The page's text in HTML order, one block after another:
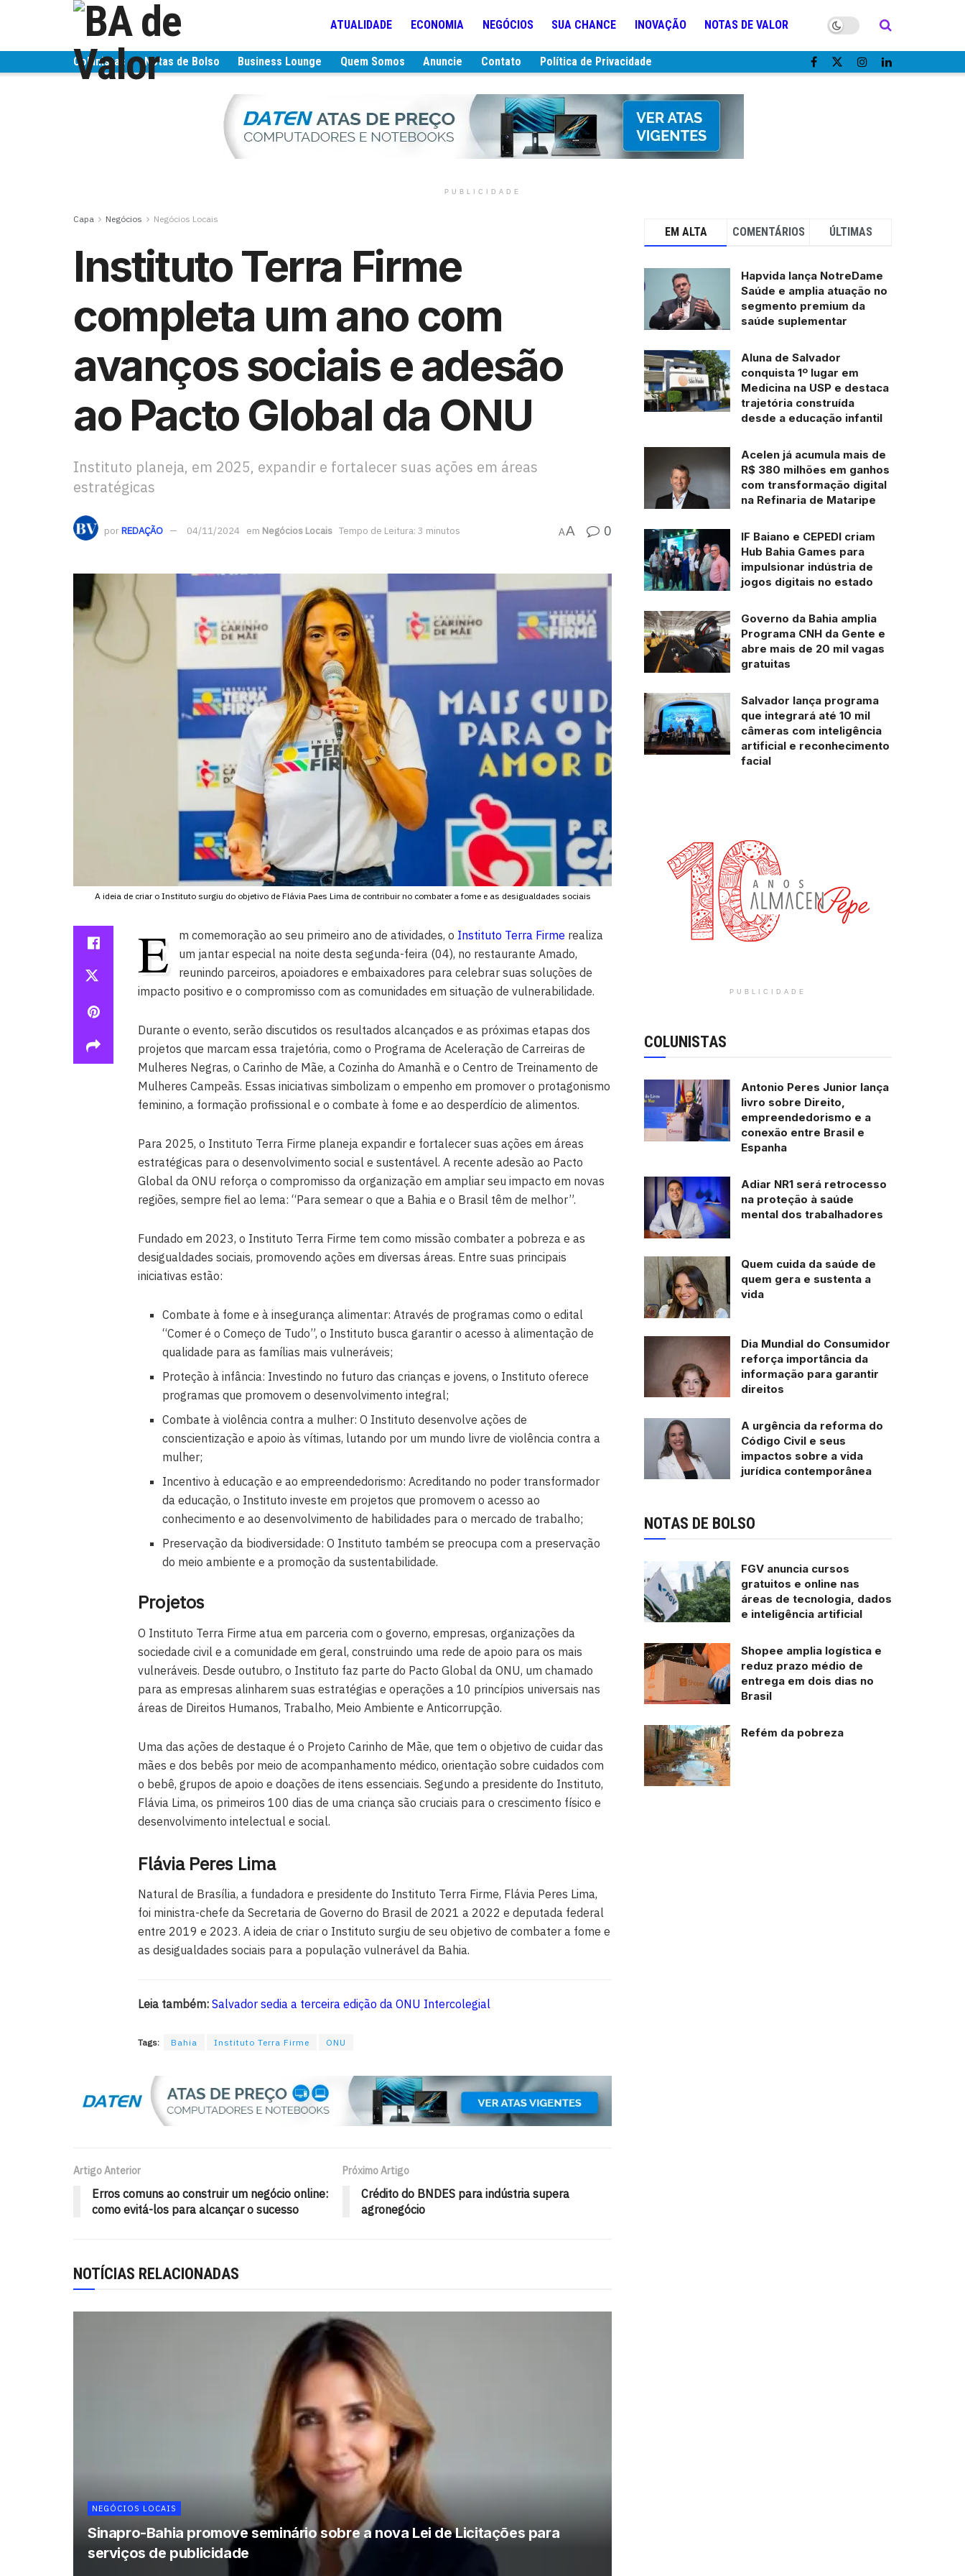
ATUALIDADE ECONOMIA NEGÓCIOS SUA CHANCE INOVAÇÃO NOTAS DE VALOR
Colunistas Notas de Bolso Business Lounge Quem Somos Anuncie Contato Política de Privacidade
PUBLICIDADE
Capa Negócios Negócios Locais
Instituto Terra Firme
completa um ano com
avanços sociais e adesão
ao Pacto Global da ONU
Instituto planeja, em 2025, expandir e fortalecer suas ações em áreas
estratégicas
porREDAÇÃO 04/11/2024 em Negócios Locais Tempo de Leitura: 3 minutos AA 0
A ideia de criar o Instituto surgiu do objetivo de Flávia Paes Lima de contribuir no combater a fome e as desigualdades sociais
E m comemoração ao seu primeiro ano de atividades, o Instituto Terra Firme realiza
um jantar especial na noite desta segunda-feira (04), no restaurante Amado,
reunindo parceiros, apoiadores e embaixadores para celebrar suas soluções de
impacto positivo e o compromisso com as comunidades em situação de vulnerabilidade.
Durante o evento, serão discutidos os resultados alcançados e as próximas etapas dos
projetos que marcam essa trajetória, como o Programa de Aceleração de Carreiras de
Mulheres Negras, o Carinho de Mãe, a Cozinha do Amanhã e o Centro de Treinamento de
Mulheres Campeãs. Essas iniciativas simbolizam o empenho em promover o protagonismo
feminino, a formação profissional e o combate à fome e ao desperdício de alimentos.
Para 2025, o Instituto Terra Firme planeja expandir e fortalecer suas ações em áreas
estratégicas para o desenvolvimento social e sustentável. A recente adesão ao Pacto
Global da ONU reforça o compromisso da organização em ampliar seu impacto em novas
regiões, sempre fiel ao lema: “Para semear o que a Bahia e o Brasil têm de melhor”.
Fundado em 2023, o Instituto Terra Firme tem como missão combater a pobreza e as
desigualdades sociais, promovendo ações em diversas áreas. Entre suas principais
iniciativas estão:
Combate à fome e à insegurança alimentar: Através de programas como o edital
“Comer é o Começo de Tudo”, o Instituto busca garantir o acesso à alimentação de
qualidade para as famílias mais vulneráveis;
Proteção à infância: Investindo no futuro das crianças e jovens, o Instituto oferece
programas que promovem o desenvolvimento integral;
Combate à violência contra a mulher: O Instituto desenvolve ações de
conscientização e apoio às vítimas, lutando por um mundo livre de violência contra a
mulher;
Incentivo à educação e ao empreendedorismo: Acreditando no poder transformador
da educação, o Instituto investe em projetos que promovem o acesso ao
conhecimento e ao desenvolvimento de habilidades para o mercado de trabalho;
Preservação da biodiversidade: O Instituto também se preocupa com a preservação
do meio ambiente e a promoção da sustentabilidade.
Projetos
O Instituto Terra Firme atua em parceria com o governo, empresas, organizações da
sociedade civil e a comunidade em geral, construindo uma rede de apoio para os mais
vulneráveis. Desde outubro, o Instituto faz parte do Pacto Global da ONU, um chamado
para as empresas alinharem suas estratégias e operações a 10 princípios universais nas
áreas de Direitos Humanos, Trabalho, Meio Ambiente e Anticorrupção.
Uma das ações de destaque é o Projeto Carinho de Mãe, que tem o objetivo de cuidar das
mães e dos bebês por meio de acompanhamento médico, orientação sobre cuidados com
o bebê, grupos de apoio e doações de itens essenciais. Segundo a presidente do Instituto,
Flávia Lima, os primeiros 100 dias de uma criança são cruciais para o crescimento físico e
desenvolvimento intelectual e social.
Flávia Peres Lima
Natural de Brasília, a fundadora e presidente do Instituto Terra Firme, Flávia Peres Lima,
foi ministra-chefe da Secretaria de Governo do Brasil de 2021 a 2022 e deputada federal
entre 2019 e 2023. A ideia de criar o Instituto surgiu de seu objetivo de combater a fome e
as desigualdades sociais para a população vulnerável da Bahia.
Leia também: Salvador sedia a terceira edição da ONU Intercolegial
Tags: Bahia Instituto Terra Firme ONU
Artigo Anterior
Erros comuns ao construir um negócio online:
como evitá-los para alcançar o sucesso
Próximo Artigo
Crédito do BNDES para indústria supera
agronegócio
NOTÍCIAS RELACIONADAS
NEGÓCIOS LOCAIS
Sinapro-Bahia promove seminário sobre a nova Lei de Licitações para
serviços de publicidade
EM ALTA COMENTÁRIOS ÚLTIMAS
Hapvida lança NotreDame
Saúde e amplia atuação no
segmento premium da
saúde suplementar
Aluna de Salvador
conquista 1º lugar em
Medicina na USP e destaca
trajetória construída
desde a educação infantil
Acelen já acumula mais de
R$ 380 milhões em ganhos
com transformação digital
na Refinaria de Mataripe
IF Baiano e CEPEDI criam
Hub Bahia Games para
impulsionar indústria de
jogos digitais no estado
Governo da Bahia amplia
Programa CNH da Gente e
abre mais de 20 mil vagas
gratuitas
Salvador lança programa
que integrará até 10 mil
câmeras com inteligência
artificial e reconhecimento
facial
PUBLICIDADE
COLUNISTAS
Antonio Peres Junior lança
livro sobre Direito,
empreendedorismo e a
conexão entre Brasil e
Espanha
Adiar NR1 será retrocesso
na proteção à saúde
mental dos trabalhadores
Quem cuida da saúde de
quem gera e sustenta a
vida
Dia Mundial do Consumidor
reforça importância da
informação para garantir
direitos
A urgência da reforma do
Código Civil e seus
impactos sobre a vida
jurídica contemporânea
NOTAS DE BOLSO
FGV anuncia cursos
gratuitos e online nas
áreas de tecnologia, dados
e inteligência artificial
Shopee amplia logística e
reduz prazo médio de
entrega em dois dias no
Brasil
Refém da pobreza